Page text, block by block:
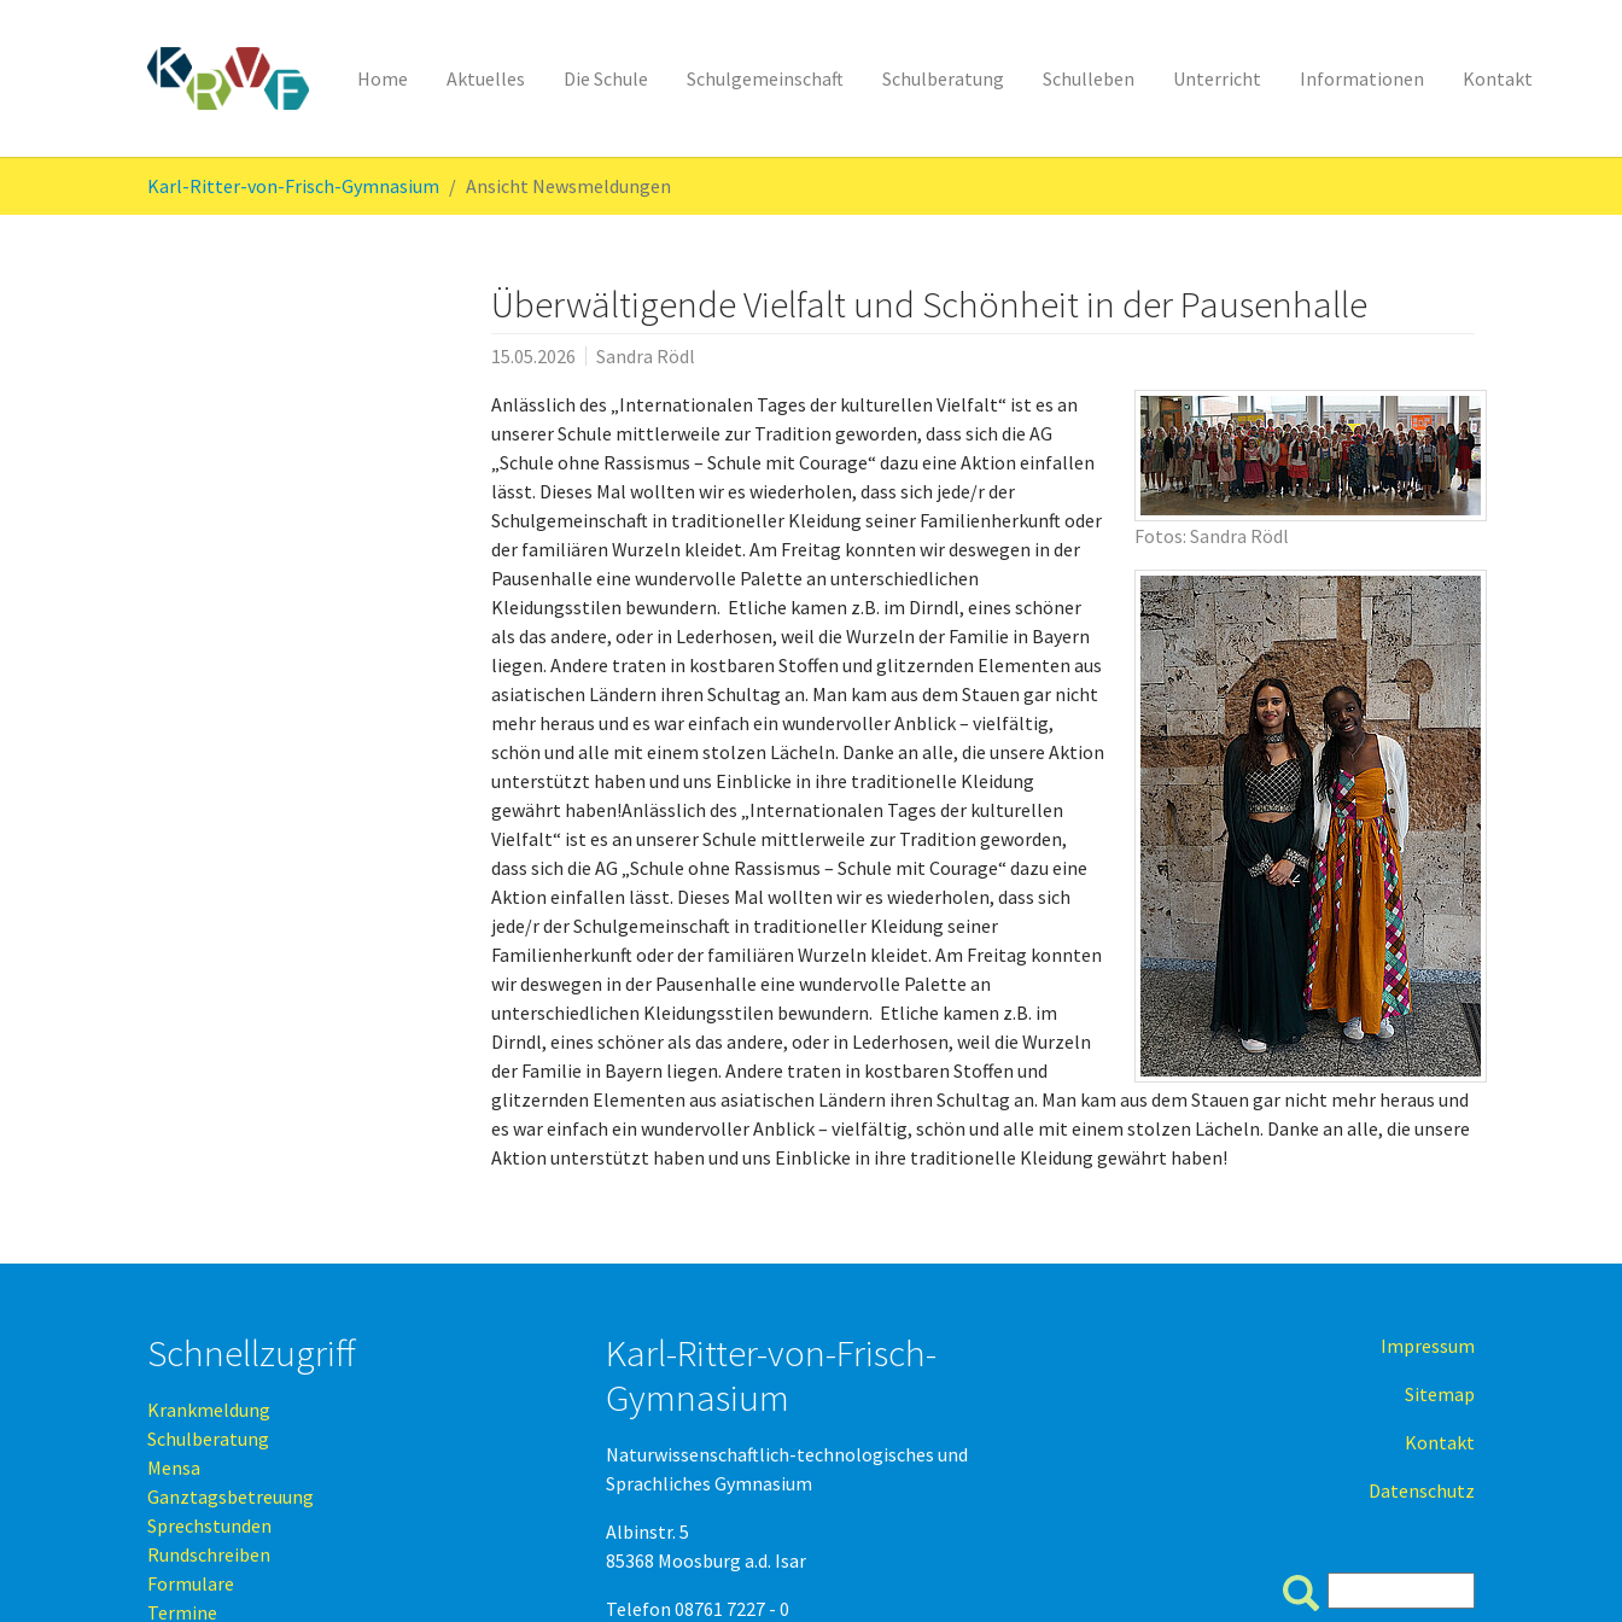
Home Aktuelles Die Schule Schulgemeinschaft Schulberatung Schulleben Unterricht Informationen Kontakt
Karl-Ritter-von-Frisch-Gymnasium Ansicht Newsmeldungen
Überwältigende Vielfalt und Schönheit in der Pausenhalle
15.05.2026 Sandra Rödl
Fotos: Sandra Rödl
Anlässlich des „Internationalen Tages der kulturellen Vielfalt“ ist es an
unserer Schule mittlerweile zur Tradition geworden, dass sich die AG
„Schule ohne Rassismus – Schule mit Courage“ dazu eine Aktion einfallen
lässt. Dieses Mal wollten wir es wiederholen, dass sich jede/r der
Schulgemeinschaft in traditioneller Kleidung seiner Familienherkunft oder
der familiären Wurzeln kleidet. Am Freitag konnten wir deswegen in der
Pausenhalle eine wundervolle Palette an unterschiedlichen
Kleidungsstilen bewundern. Etliche kamen z.B. im Dirndl, eines schöner
als das andere, oder in Lederhosen, weil die Wurzeln der Familie in Bayern
liegen. Andere traten in kostbaren Stoffen und glitzernden Elementen aus
asiatischen Ländern ihren Schultag an. Man kam aus dem Stauen gar nicht
mehr heraus und es war einfach ein wundervoller Anblick – vielfältig,
schön und alle mit einem stolzen Lächeln. Danke an alle, die unsere Aktion
unterstützt haben und uns Einblicke in ihre traditionelle Kleidung
gewährt haben!Anlässlich des „Internationalen Tages der kulturellen
Vielfalt“ ist es an unserer Schule mittlerweile zur Tradition geworden,
dass sich die AG „Schule ohne Rassismus – Schule mit Courage“ dazu eine
Aktion einfallen lässt. Dieses Mal wollten wir es wiederholen, dass sich
jede/r der Schulgemeinschaft in traditioneller Kleidung seiner
Familienherkunft oder der familiären Wurzeln kleidet. Am Freitag konnten
wir deswegen in der Pausenhalle eine wundervolle Palette an
unterschiedlichen Kleidungsstilen bewundern. Etliche kamen z.B. im
Dirndl, eines schöner als das andere, oder in Lederhosen, weil die Wurzeln
der Familie in Bayern liegen. Andere traten in kostbaren Stoffen und
glitzernden Elementen aus asiatischen Ländern ihren Schultag an. Man kam aus dem Stauen gar nicht mehr heraus und
es war einfach ein wundervoller Anblick – vielfältig, schön und alle mit einem stolzen Lächeln. Danke an alle, die unsere
Aktion unterstützt haben und uns Einblicke in ihre traditionelle Kleidung gewährt haben!
Schnellzugriff
Krankmeldung
Schulberatung
Mensa
Ganztagsbetreuung
Sprechstunden
Rundschreiben
Formulare
Termine
Karl-Ritter-von-Frisch-
Gymnasium
Naturwissenschaftlich-technologisches und
Sprachliches Gymnasium
Albinstr. 5
85368 Moosburg a.d. Isar
Telefon 08761 7227 - 0
Impressum
Sitemap
Kontakt
Datenschutz